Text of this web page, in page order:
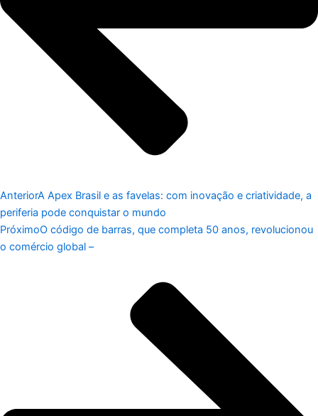
AnteriorA Apex Brasil e as favelas: com inovação e criatividade, a
periferia pode conquistar o mundo
PróximoO código de barras, que completa 50 anos, revolucionou
o comércio global –